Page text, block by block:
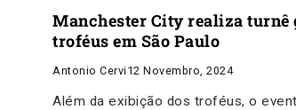
Manchester City realiza turnê
troféus em São Paulo
Antonio Cervi 12 Novembro, 2024
Além da exibição dos troféus, o